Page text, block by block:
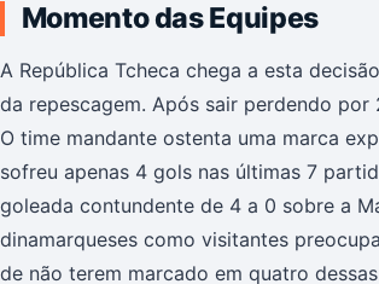
Momento das Equipes
A República Tcheca chega a esta
da repescagem. Após sair perdendo
O time mandante ostenta uma marca
sofreu apenas 4 gols nas últimas 7
goleada contundente de 4 a 0 sobre a
dinamarqueses como visitantes
de não terem marcado em quatro